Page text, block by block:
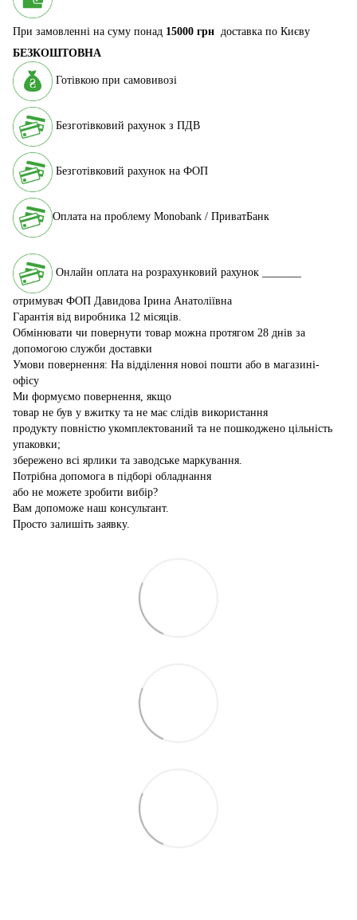
При замовленні на суму понад 15000 грн доставка по Києву
БЕЗКОШТОВНА
Готівкою при самовивозі
Безготівковий рахунок з ПДВ
Безготівковий рахунок на ФОП
Оплата на проблему Monobank / ПриватБанк
Онлайн оплата на розрахунковий рахунок _______
отримувач ФОП Давидова Ірина Анатоліївна
Гарантія від виробника 12 місяців.
Обмінювати чи повернути товар можна протягом 28 днів за
допомогою служби доставки
Умови повернення: На відділення новоі пошти або в магазині-
офісу
Ми формуємо повернення, якщо
товар не був у вжитку та не має слідів використання
продукту повністю укомплектований та не пошкоджено цільність
упаковки;
збережено всі ярлики та заводське маркування.
Потрібна допомога в підборі обладнання
або не можете зробити вибір?
Вам допоможе наш консультант.
Просто залишіть заявку.